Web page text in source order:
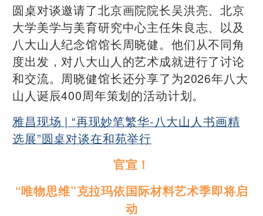
圆桌对谈邀请了北京画院院长吴洪亮、北京
大学美学与美育研究中心主任朱良志、以及
八大山人纪念馆馆长周晓健。他们从不同角
度出发，对八大山人的艺术成就进行了讨论
和交流。周晓健馆长还分享了为2026年八大
山人诞辰400周年策划的活动计划。
雅昌现场 | “再现妙笔繁华-八大山人书画精
选展”圆桌对谈在和苑举行
官宣！
“唯物思维”克拉玛依国际材料艺术季即将启
动